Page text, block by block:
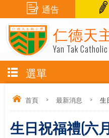
仁德天
Yan Tak
通告
選單
首頁 > 最新消息 > 生
生日祝福禮(六